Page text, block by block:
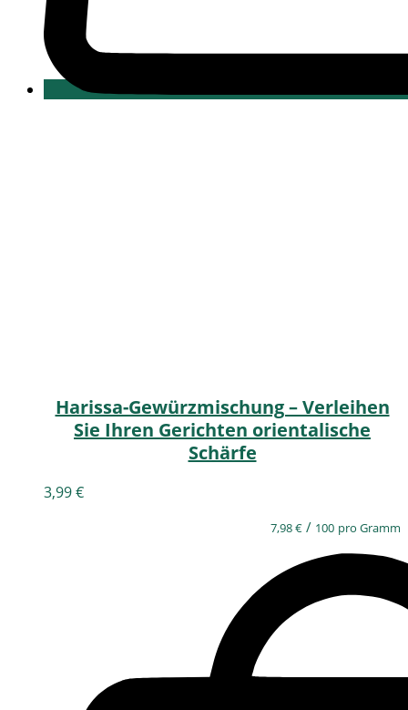
Harissa-Gewürzmischung – Verleihen
Sie Ihren Gerichten orientalische
Schärfe
3,99€
7,98€ / 100 pro Gramm